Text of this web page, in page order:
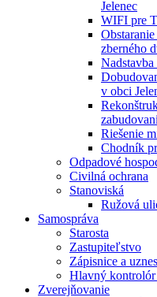
Jelenec
WIFI pre
zberného
Nadstavba
v obci
Riešenie
Chodník
Odpadové
Civilná ochrana
Stanoviská
Ružová
Samospráva
Starosta
Zastupiteľstvo
Zápisnice a
Hlavný kontrolór
Zverejňovanie